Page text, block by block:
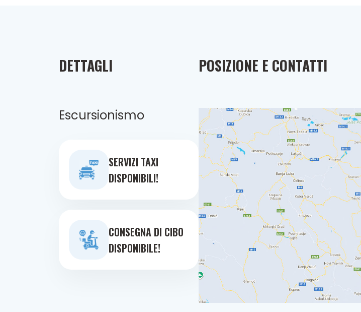
DETTAGLI
Escursionismo
SERVIZI TAXI
DISPONIBILI!
CONSEGNA DI CIBO
DISPONIBILE!
POSIZIONE E CONTATTI